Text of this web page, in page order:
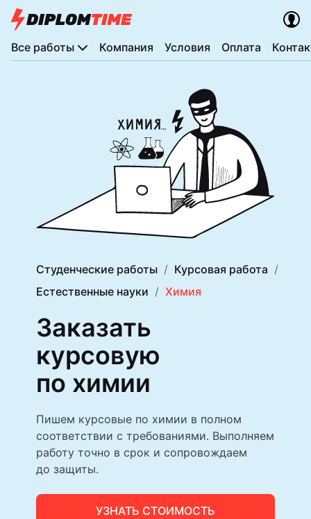
Все работы Компания Условия Оплата
Студенческие работы
Курсовая работа
Естественные науки
Химия
Заказать
курсовую
по химии
Пишем курсовые по химии в полном
соответствии с требованиями. Выполняем
работу точно в срок и сопровождаем
до защиты.
УЗНАТЬ СТОИМОСТЬ